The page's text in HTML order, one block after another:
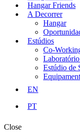
Hangar Friends
A Decorrer
Hangar
Estúdios
Co-
Estúdio de
EN
PT
Close